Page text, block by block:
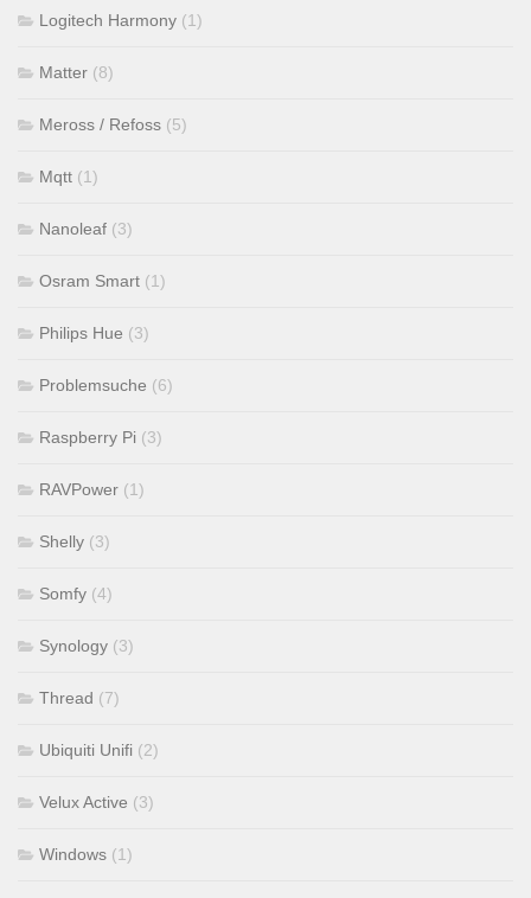
Logitech Harmony (1)
Matter (8)
Meross / Refoss (5)
Mqtt (1)
Nanoleaf (3)
Osram Smart (1)
Philips Hue (3)
Problemsuche (6)
Raspberry Pi (3)
RAVPower (1)
Shelly (3)
Somfy (4)
Synology (3)
Thread (7)
Ubiquiti Unifi (2)
Velux Active (3)
Windows (1)